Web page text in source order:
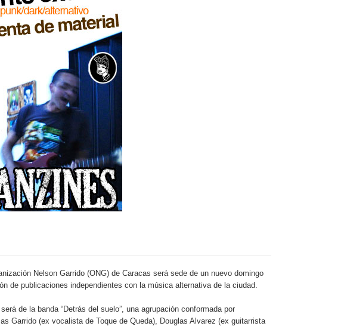
Nelson Garrido (ONG) de Caracas será sede de un nuevo domingo
de publicaciones independientes con la música alternativa de la ciudad.
de la banda “Detrás del suelo”, una agrupación conformada por
Garrido (ex vocalista de Toque de Queda), Douglas Alvarez (ex guitarrista